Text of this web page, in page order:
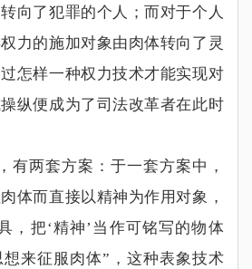
向了犯罪的个人；而对于个人
力的施加对象由肉体转向了灵
怎样一种权力技术才能实现对
纵便成为了司法改革者在此时
有两套方案：于一套方案中，
体而直接以精神为作用对象，
，把‘精神’ 当作可铭写的物体
来征服肉体” ，这种表象技术